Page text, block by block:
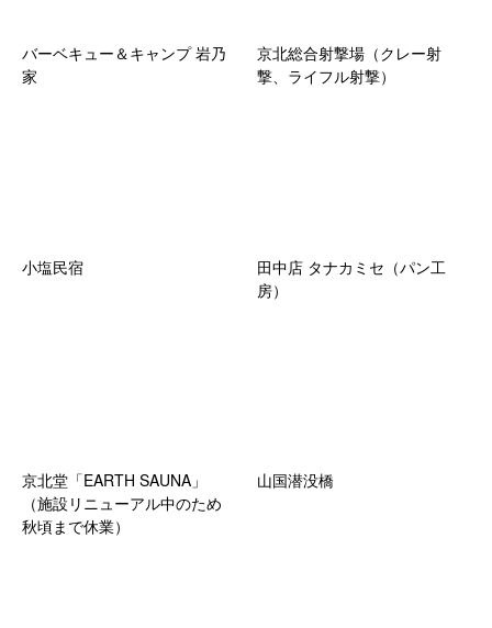
バーベキュー＆キャンプ 岩乃
家
京北総合射撃場（クレー射
撃、ライフル射撃）
小塩民宿
田中店 タナカミセ（パン工
房）
京北堂「EARTH SAUNA」
（施設リニューアル中のため
秋頃まで休業）
山国潜没橋